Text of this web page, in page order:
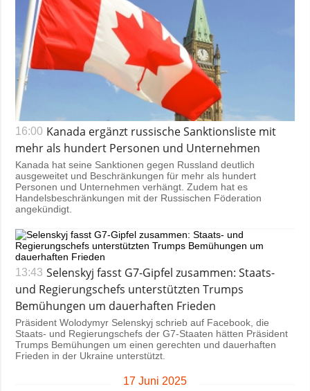
16:00 Kanada ergänzt russische Sanktionsliste mit
mehr als hundert Personen und Unternehmen
Kanada hat seine Sanktionen gegen Russland deutlich
ausgeweitet und Beschränkungen für mehr als hundert
Personen und Unternehmen verhängt. Zudem hat es
Handelsbeschränkungen mit der Russischen Föderation
angekündigt.
13:43 Selenskyj fasst G7-Gipfel zusammen: Staats-
und Regierungschefs unterstützten Trumps
Bemühungen um dauerhaften Frieden
Präsident Wolodymyr Selenskyj schrieb auf Facebook, die
Staats- und Regierungschefs der G7-Staaten hätten Präsident
Trumps Bemühungen um einen gerechten und dauerhaften
Frieden in der Ukraine unterstützt.
17 Juni 2025